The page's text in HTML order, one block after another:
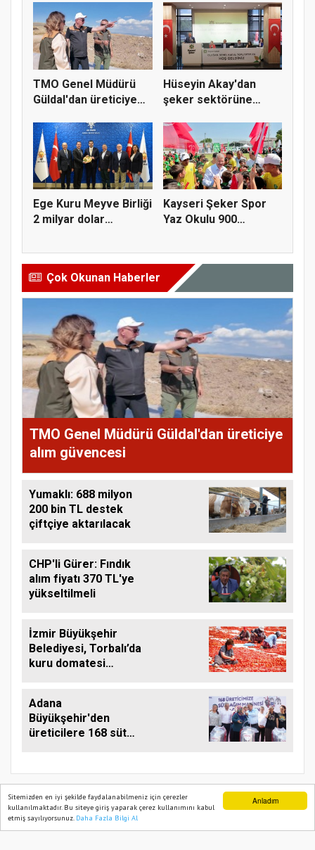
Anladım
Sitemizden en iyi şekilde faydalanabilmeniz için çerezler
kullanılmaktadır. Bu siteye giriş yaparak çerez kullanımını kabul
etmiş sayılıyorsunuz. Daha Fazla Bilgi Al
TMO Genel Müdürü
Güldal'dan üreticiye
Hüseyin Akay'dan
şeker sektörüne
Ege Kuru Meyve Birliği
2 milyar dolar
Kayseri Şeker Spor
Yaz Okulu 900
Çok Okunan Haberler
TMO Genel Müdürü Güldal'dan üreticiye
alım güvencesi
Yumaklı: 688 milyon
200 bin TL destek
çiftçiye aktarılacak
CHP'li Gürer: Fındık
alım fiyatı 370 TL'ye
yükseltilmeli
İzmir Büyükşehir
Belediyesi, Torbalı’da
kuru domatesi
Adana
Büyükşehir'den
üreticilere 168 süt
TARIM PUSULASI
Ana Sayfa Web TV